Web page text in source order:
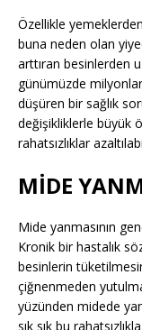
Özellikle
buna neden olan
arttıran besinlerden
günümüzde
düşüren bir sağlık
değişikliklerle büyük
rahatsızlıklar
MİDE
Mide yanmasının
Kronik bir hastalık
besinlerin
çiğnenmeden
yüzünden midede
sık sık bu